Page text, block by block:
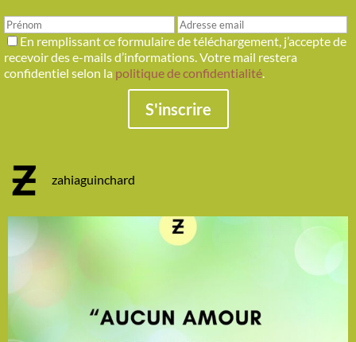
En remplissant ce formulaire de téléchargement, j’accepte de
recevoir des e-mails d’informations. Votre mail restera
confidentiel selon la politique de confidentialité.
S'inscrire
zahiaguinchard